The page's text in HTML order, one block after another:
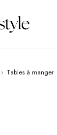
› Tables à manger